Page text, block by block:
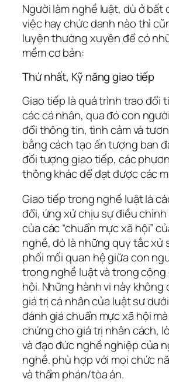
Người làm nghề luật, dù ở bất
việc hay chức danh nào thì
luyện thường xuyên để có
mềm cơ bản:
Thứ nhất, Kỹ năng giao tiếp
Giao tiếp là quá trình trao đổi
các cá nhân, qua đó con
đổi thông tin, tình cảm và
bằng cách tạo ấn tượng ban
đối tượng giao tiếp, các
thông khác để đạt được các
Giao tiếp trong nghề luật là
đổi, ứng xử chịu sự điều
của các “chuẩn mực xã hội”
nghề, đó là những quy tắc xử
phối mối quan hệ giữa con
trong nghề luật và trong cộng
hội. Những hành vi này không
giá trị cá nhân của luật sư
đánh giá chuẩn mực xã hội
chứng cho giá trị nhân cách,
và đạo đức nghề nghiệp của
nghề. phù hợp với mọi chức
và thẩm phán/tòa án.